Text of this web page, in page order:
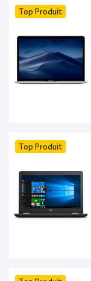
Top Produit
Top Produit